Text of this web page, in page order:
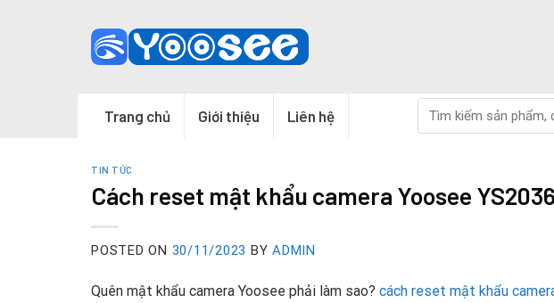
Trang chủ Giới thiệu Liên hệ
kiếm:
TIN TỨC
Cách reset mật khẩu camera Yoosee YS2036
POSTED ON 30/11/2023 BY ADMIN
Quên mật khẩu camera Yoosee phải làm sao? cách reset mật khẩu